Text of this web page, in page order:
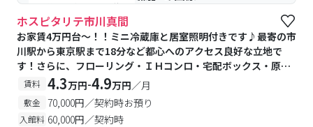
#予約受付中 #空室待ち
ホスピタリテ市川真間
お家賃4万円台～！！ミニ冷蔵庫と居室照明付きです♪最寄の市
川駅から東京駅まで18分など都心へのアクセス良好な立地で
す！さらに、フローリング・ＩＨコンロ・宅配ボックス・原付
駐車可能など、設備も充実しております☆
賃料 4.3万円-4.9万円／月
敷金 70,000円／契約時お預り
入館料 60,000円／契約時